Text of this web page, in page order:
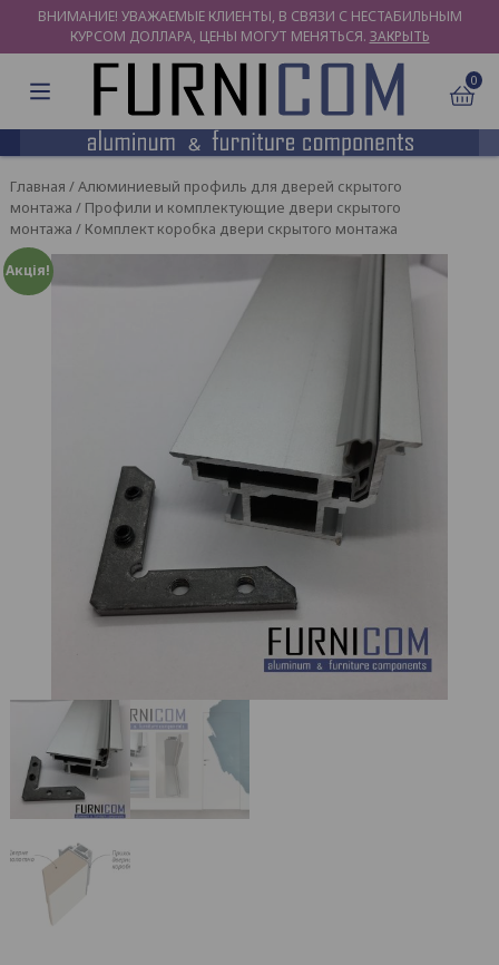
ВНИМАНИЕ! УВАЖАЕМЫЕ КЛИЕНТЫ, В СВЯЗИ С НЕСТАБИЛЬНЫМ
КУРСОМ ДОЛЛАРА, ЦЕНЫ МОГУТ МЕНЯТЬСЯ. ЗАКРЫТЬ
0
Главная /Алюминиевый профиль для дверей скрытого
монтажа / Профили и комплектующие двери скрытого
монтажа / Комплект коробка двери скрытого монтажа
Акція!